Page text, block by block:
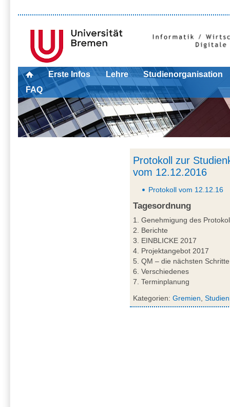
Erste Infos Lehre
Studienorganisation
FAQ
Protokoll zur
vom 12.12.2016
Protokoll vom 12.12.16
Tagesordnung
1. Genehmigung des
2. Berichte
3. EINBLICKE 2017
4. Projektangebot 2017
5. QM – die nächsten Schritte
6. Verschiedenes
7. Terminplanung
Kategorien: Gremien ,